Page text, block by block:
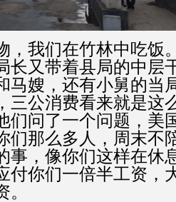
，我们在竹林中吃饭
长又带着县局的中层
马嫂，还有小舅的当
三公消费看来就是这
们问了一个问题，美
们那么多人，周末不
事，像你们这样在休
付你们一倍半工资，